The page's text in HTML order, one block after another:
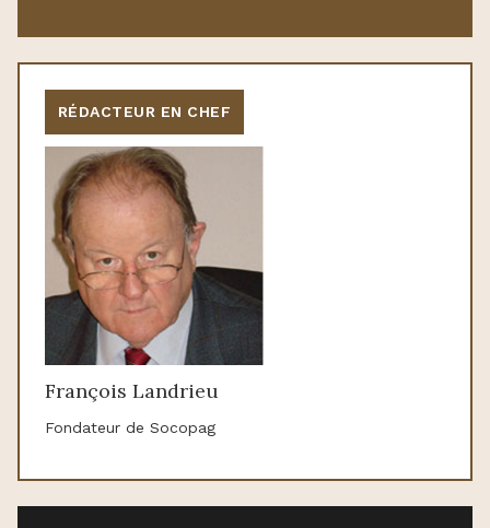
RÉDACTEUR EN CHEF
François Landrieu
Fondateur de Socopag